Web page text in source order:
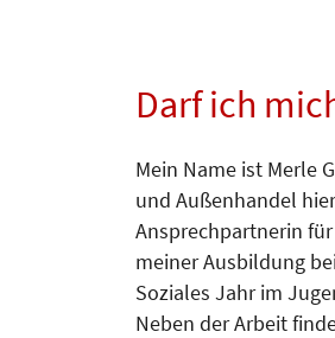
Darf ich
Mein Name ist Merle
und Außenhandel
Ansprechpartnerin
meiner Ausbildung
Soziales Jahr im
Neben der Arbeit